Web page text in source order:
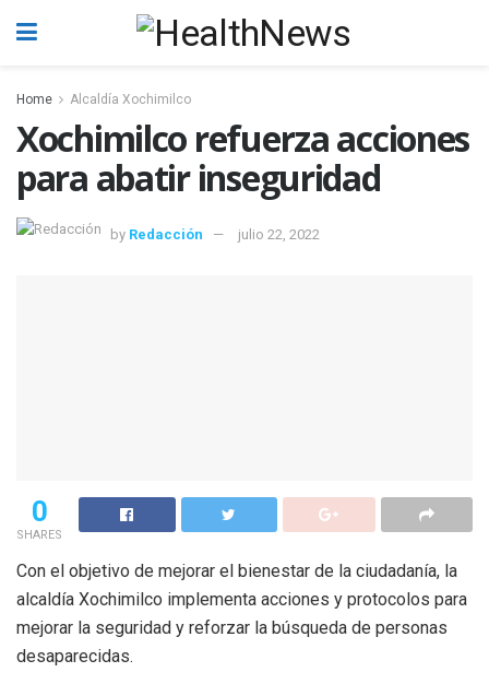
Home Alcaldía Xochimilco
Xochimilco refuerza acciones
para abatir inseguridad
by Redacción julio 22, 2022
0
SHARES
Con el objetivo de mejorar el bienestar de la ciudadanía, la
alcaldía Xochimilco implementa acciones y protocolos para
mejorar la seguridad y reforzar la búsqueda de personas
desaparecidas.